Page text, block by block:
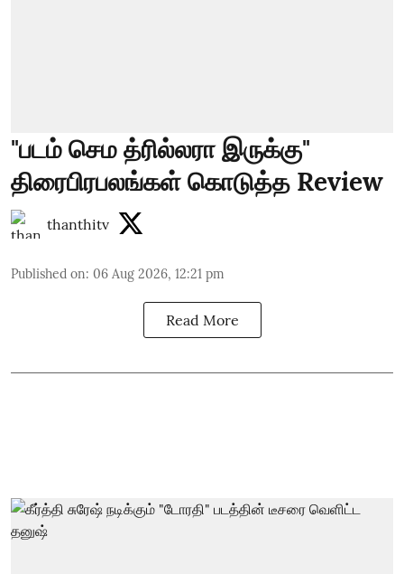
"படம் செம த்ரில்லரா இருக்கு"
திரைபிரபலங்கள் கொடுத்த Review
thanthitv
Published on: 06 Aug 2026, 12:21 pm
Read More